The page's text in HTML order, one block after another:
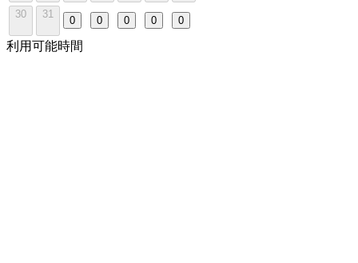
30 31
0 0 0 0 0
利用可能時間